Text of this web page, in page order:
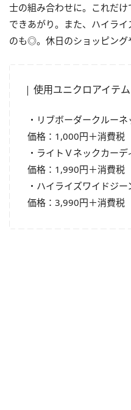
士の組み合わせに。これだ
できあがり。また、ハイラ
のも◎。休日のショッピング
使用ユニクロアイテム
・リブボーダークルーネ
価格：1,000円＋消費税
・ライトＶネックカーデ
価格：1,990円＋消費税
・ハイライズワイドジー
価格：3,990円＋消費税